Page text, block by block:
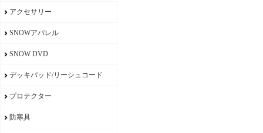
アクセサリー
SNOWアパレル
SNOW DVD
デッキパッド/リーシュコード
プロテクター
防寒具